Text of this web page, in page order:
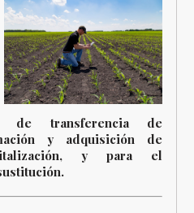
de transferencia de
y adquisición de
y para el